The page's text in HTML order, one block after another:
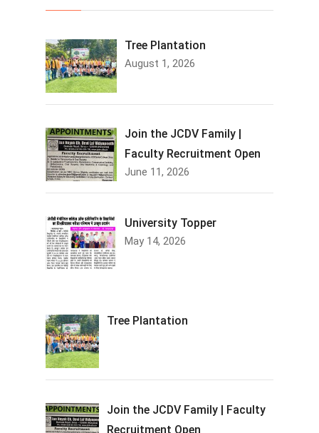
Tree Plantation
August 1, 2026
Join the JCDV Family |
Faculty Recruitment Open
June 11, 2026
University Topper
May 14, 2026
Tree Plantation
Join the JCDV Family | Faculty
Recruitment Open